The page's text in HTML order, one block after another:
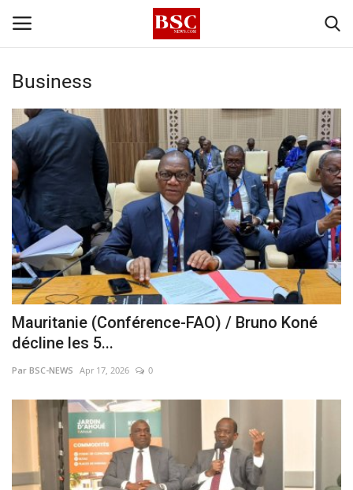
Accueil
Contact
A propos
Signature
Témoignage
Business
Culture
Sublimes cerveaux
Sport
Business
Mauritanie (Conférence-FAO) / Bruno Koné
décline les 5...
Par BSC-NEWS Apr 17, 2026 0